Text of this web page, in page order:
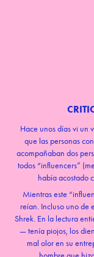
Hace unos días vi un
que las personas
acompañaban dos
todos “influencers”
había acostado
Mientras este
reían. Incluso uno de
Shrek. En la lectura
— tenía piojos, los
mal olor en su